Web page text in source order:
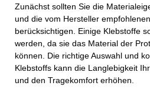
Zunächst sollten Sie die
und die vom Hersteller
berücksichtigen. Einige Klebstoffe
werden, da sie das Material der
können. Die richtige Auswahl und
Klebstoffs kann die Langlebigkeit
und den Tragekomfort erhöhen.